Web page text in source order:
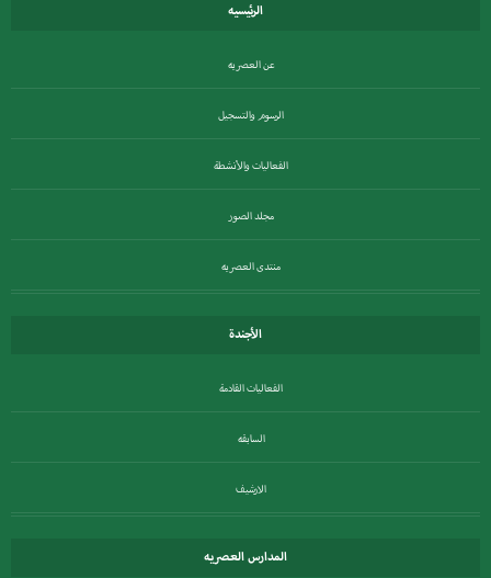
الرئيسيه
عن العصريه
الرسوم والتسجيل
الفعاليات والأنشطة
مجلد الصور
منتدى العصريه
الأجندة
الفعاليات القادمة
السابقه
الارشيف
المدارس العصريه